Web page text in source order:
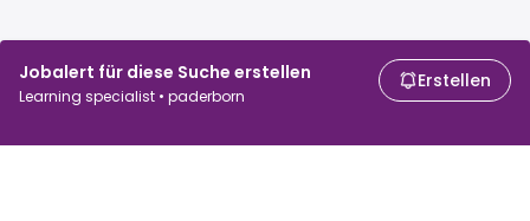
Jobalert für diese Suche erstellen
Learning specialist • paderborn
Erstellen